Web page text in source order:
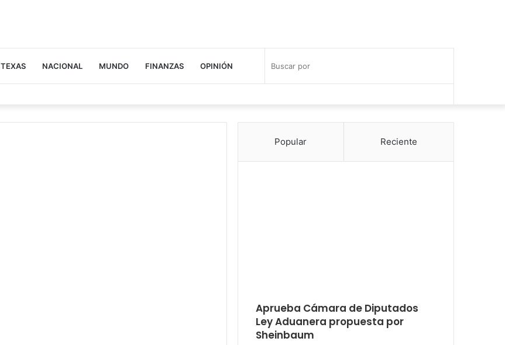
TEXAS NACIONAL MUNDO FINANZAS OPINIÓN Publicación
Popular Reciente
Aprueba Cámara de Diputados
Ley Aduanera propuesta por
Sheinbaum